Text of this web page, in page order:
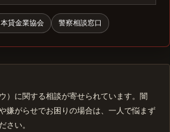
本貸金業協会 警察相談窓口
）に関する相談が寄せられています。闇
嫌がらせでお困りの場合は、一人で悩まず
さい。